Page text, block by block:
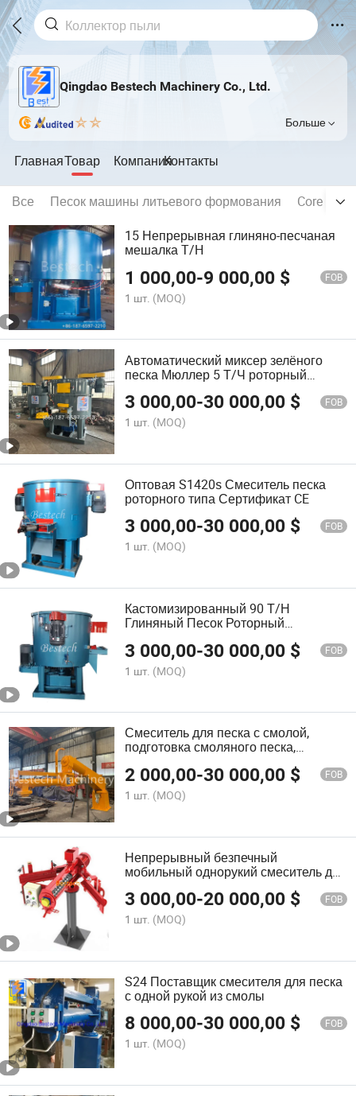
Qingdao Bestech Machinery Co., Ltd.
Больше
ГлавнаяТовар КомпанияКонтакты
Все Песок машины литьевого формования
Core
15 Непрерывная глиняно-песчаная
мешалка T/H
1 000,00-9 000,00 $ FOB
1 шт. (MOQ)
Автоматический миксер зелёного
песка Мюллер 5 Т/Ч роторный
3 000,00-30 000,00 $ FOB
1 шт. (MOQ)
Оптовая S1420s Смеситель песка
роторного типа Сертификат CE
3 000,00-30 000,00 $ FOB
1 шт. (MOQ)
Кастомизированный 90 Т/Н
Глиняный Песок Роторный
3 000,00-30 000,00 $ FOB
1 шт. (MOQ)
Смеситель для песка с смолой,
подготовка смоляного песка,
оборудование для литья металлов
2 000,00-30 000,00 $ FOB
1 шт. (MOQ)
Непрерывный безпечный
мобильный однорукий смеситель для
3 000,00-20 000,00 $ FOB
1 шт. (MOQ)
S24 Поставщик смесителя для песка
с одной рукой из смолы
8 000,00-30 000,00 $ FOB
1 шт. (MOQ)